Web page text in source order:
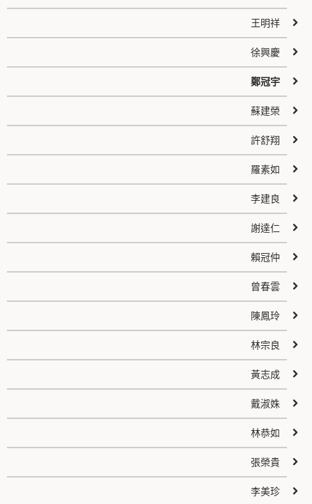
王明祥
徐興慶
鄭冠宇
蘇建榮
許舒翔
羅素如
李建良
謝達仁
賴冠仲
曾春雲
陳鳳玲
林宗良
黃志成
戴淑姝
林恭如
張榮貴
李美珍